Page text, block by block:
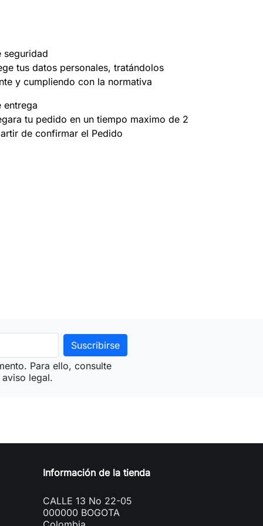
seguridad
tus datos personales, tratándolos
y cumpliendo con la normativa
entrega
tu pedido en un tiempo maximo de 2
de confirmar el Pedido
Para ello, consulte
legal.
Información de la tienda
CALLE 13 No 22-05
000000 BOGOTA